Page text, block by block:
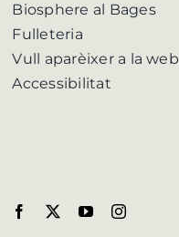
Biosphere al Bages
Fulleteria
Vull aparèixer a la web
Accessibilitat